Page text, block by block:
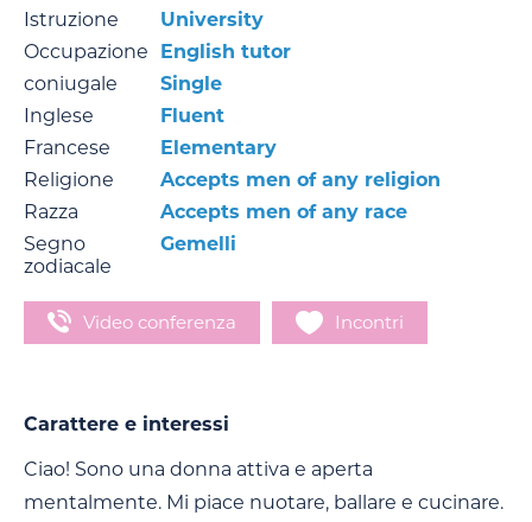
Istruzione
University
Occupazione
English tutor
coniugale
Single
Inglese
Fluent
Francese
Elementary
Religione
Accepts men of any religion
Razza
Accepts men of any race
Segno
zodiacale
Gemelli
Video conferenza Incontri
Carattere e interessi
Ciao! Sono una donna attiva e aperta
mentalmente. Mi piace nuotare, ballare e cucinare.